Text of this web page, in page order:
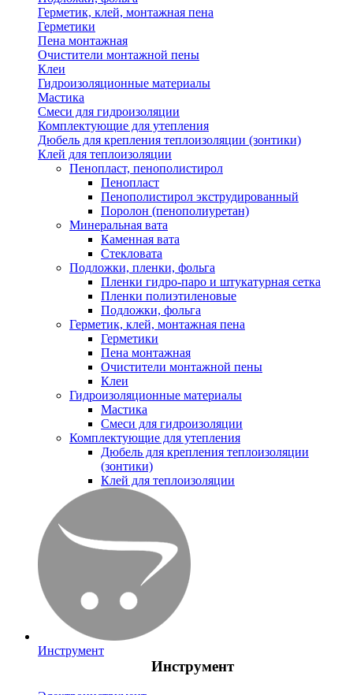
Герметик, клей, монтажная пена
Герметики
Пена монтажная
Очистители монтажной пены
Клеи
Гидроизоляционные материалы
Мастика
Смеси для гидроизоляции
Комплектующие для утепления
Дюбель для крепления теплоизоляции (зонтики)
Клей для теплоизоляции
Пенопласт, пенополистирол
Пенопласт
Пенополистирол экструдированный
Поролон (пенополиуретан)
Минеральная вата
Каменная вата
Стекловата
Подложки, пленки, фольга
Пленки гидро-паро и штукатурная сетка
Пленки полиэтиленовые
Подложки, фольга
Герметик, клей, монтажная пена
Герметики
Пена монтажная
Очистители монтажной пены
Клеи
Гидроизоляционные материалы
Мастика
Смеси для гидроизоляции
Комплектующие для утепления
Дюбель для крепления теплоизоляции
(зонтики)
Клей для теплоизоляции
Инструмент
Инструмент